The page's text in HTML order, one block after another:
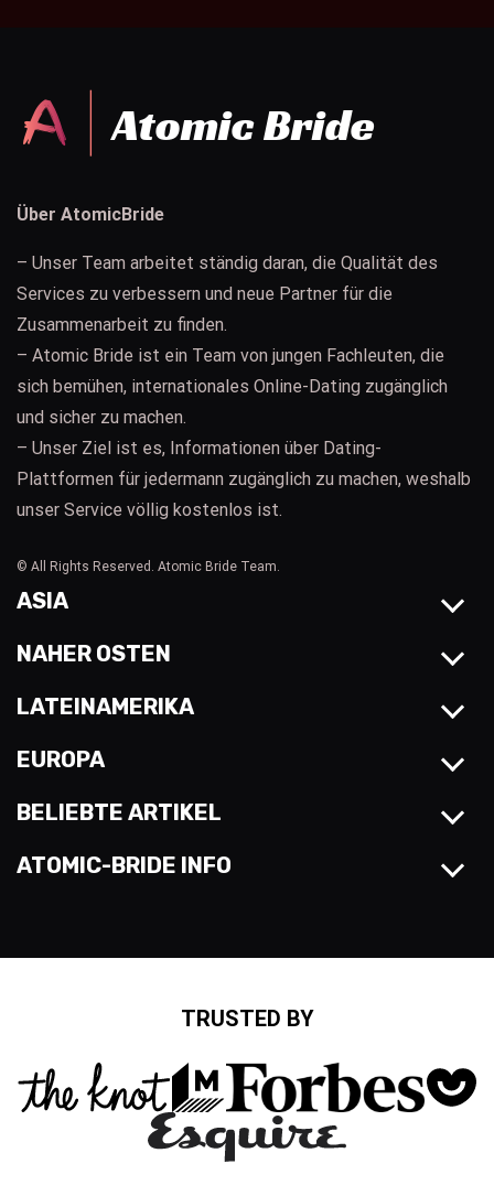
Über AtomicBride
– Unser Team arbeitet ständig daran, die Qualität des
Services zu verbessern und neue Partner für die
Zusammenarbeit zu finden.
– Atomic Bride ist ein Team von jungen Fachleuten, die
sich bemühen, internationales Online-Dating zugänglich
und sicher zu machen.
– Unser Ziel ist es, Informationen über Dating-
Plattformen für jedermann zugänglich zu machen, weshalb
unser Service völlig kostenlos ist.
© All Rights Reserved. Atomic Bride Team.
ASIA
NAHER OSTEN
LATEINAMERIKA
EUROPA
BELIEBTE ARTIKEL
ATOMIC-BRIDE INFO
TRUSTED BY